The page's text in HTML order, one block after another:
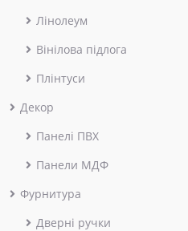
Лінолеум
Вінілова підлога
Плінтуси
Декор
Панелі ПВХ
Панели МДФ
Фурнитура
Дверні ручки